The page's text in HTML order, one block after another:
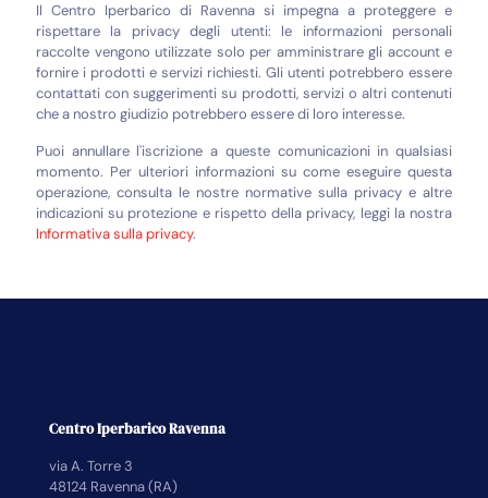
Il Centro Iperbarico di Ravenna si impegna a proteggere e
rispettare la privacy degli utenti: le informazioni personali
raccolte vengono utilizzate solo per amministrare gli account e
fornire i prodotti e servizi richiesti. Gli utenti potrebbero essere
contattati con suggerimenti su prodotti, servizi o altri contenuti
che a nostro giudizio potrebbero essere di loro interesse.
Puoi annullare l'iscrizione a queste comunicazioni in qualsiasi
momento. Per ulteriori informazioni su come eseguire questa
operazione, consulta le nostre normative sulla privacy e altre
indicazioni su protezione e rispetto della privacy, leggi la nostra
Informativa sulla privacy.
Centro Iperbarico Ravenna
via A. Torre 3
48124 Ravenna (RA)